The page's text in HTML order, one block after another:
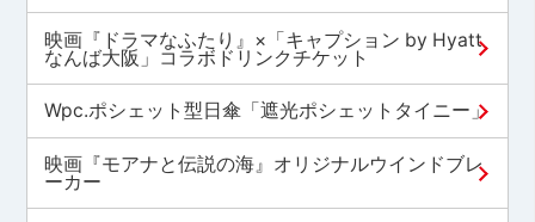
映画『ドラマなふたり』×「キャプション by Hyatt
なんば大阪」コラボドリンクチケット
Wpc.ポシェット型日傘「遮光ポシェットタイニー」
映画『モアナと伝説の海』オリジナルウインドブレ
ーカー